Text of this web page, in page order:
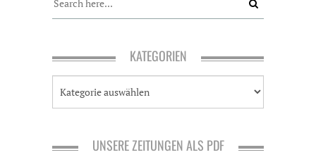
KATEGORIEN
t
UNSERE ZEITUNGEN ALS PDF